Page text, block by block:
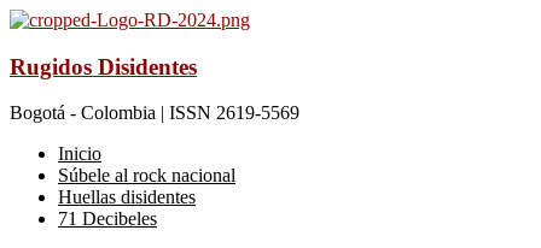
Rugidos Disidentes
Bogotá - Colombia | ISSN 2619-5569
Inicio
Súbele al rock nacional
Huellas disidentes
71 Decibeles